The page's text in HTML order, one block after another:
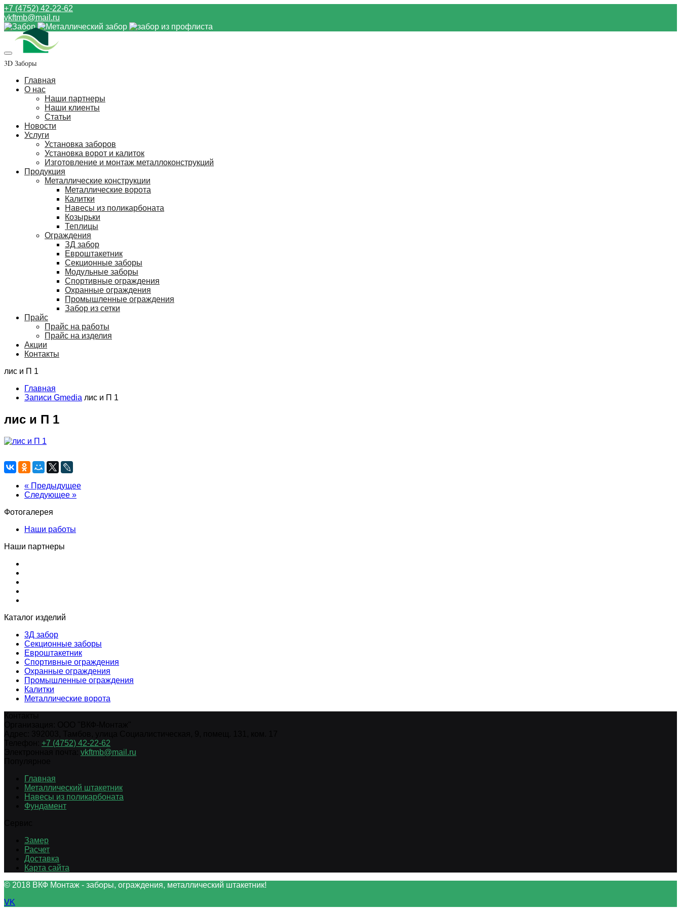
+7 (4752) 42-22-62
vkftmb@mail.ru
3D Заборы
Главная
О нас
Наши партнеры
Наши клиенты
Статьи
Новости
Услуги
Установка заборов
Установка ворот и калиток
Изготовление и монтаж металлоконструкций
Продукция
Металлические конструкции
Металлические ворота
Калитки
Навесы из поликарбоната
Козырьки
Теплицы
Ограждения
ЗД забор
Евроштакетник
Секционные заборы
Модульные заборы
Спортивные ограждения
Охранные ограждения
Промышленные ограждения
Забор из сетки
Прайс
Прайс на работы
Прайс на изделия
Акции
Контакты
лис и П 1
Главная
Записи Gmedia лис и П 1
лис и П 1
« Предыдущее
Следующее »
Фотогалерея
Наши работы
Наши партнеры
Каталог изделий
3Д забор
Секционные заборы
Евроштакетник
Спортивные ограждения
Охранные ограждения
Промышленные ограждения
Калитки
Металлические ворота
+7 (4752) 42-22-62
vkftmb@mail.ru
Главная
Металлический штакетник
Навесы из поликарбоната
Фундамент
Замер
Расчет
Доставка
Карта сайта
© 2018 ВКФ Монтаж - заборы, ограждения, металлический штакетник!
VK